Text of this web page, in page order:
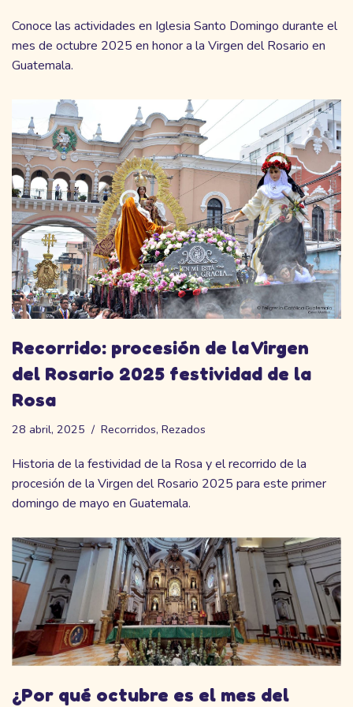
Conoce las actividades en Iglesia Santo Domingo durante el
mes de octubre 2025 en honor a la Virgen del Rosario en
Guatemala.
Recorrido: procesión de la Virgen
del Rosario 2025 festividad de la
Rosa
28 abril, 2025 Recorridos, Rezados
Historia de la festividad de la Rosa y el recorrido de la
procesión de la Virgen del Rosario 2025 para este primer
domingo de mayo en Guatemala.
¿Por qué octubre es el mes del